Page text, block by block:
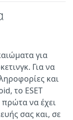
για
Για να
και
το ESET
να έχει
σας και, σε